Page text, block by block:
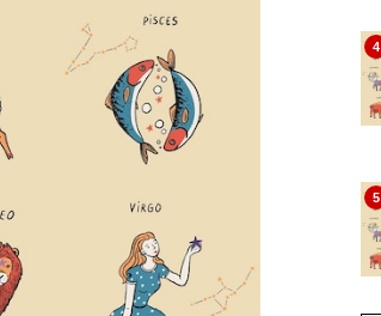
4
5